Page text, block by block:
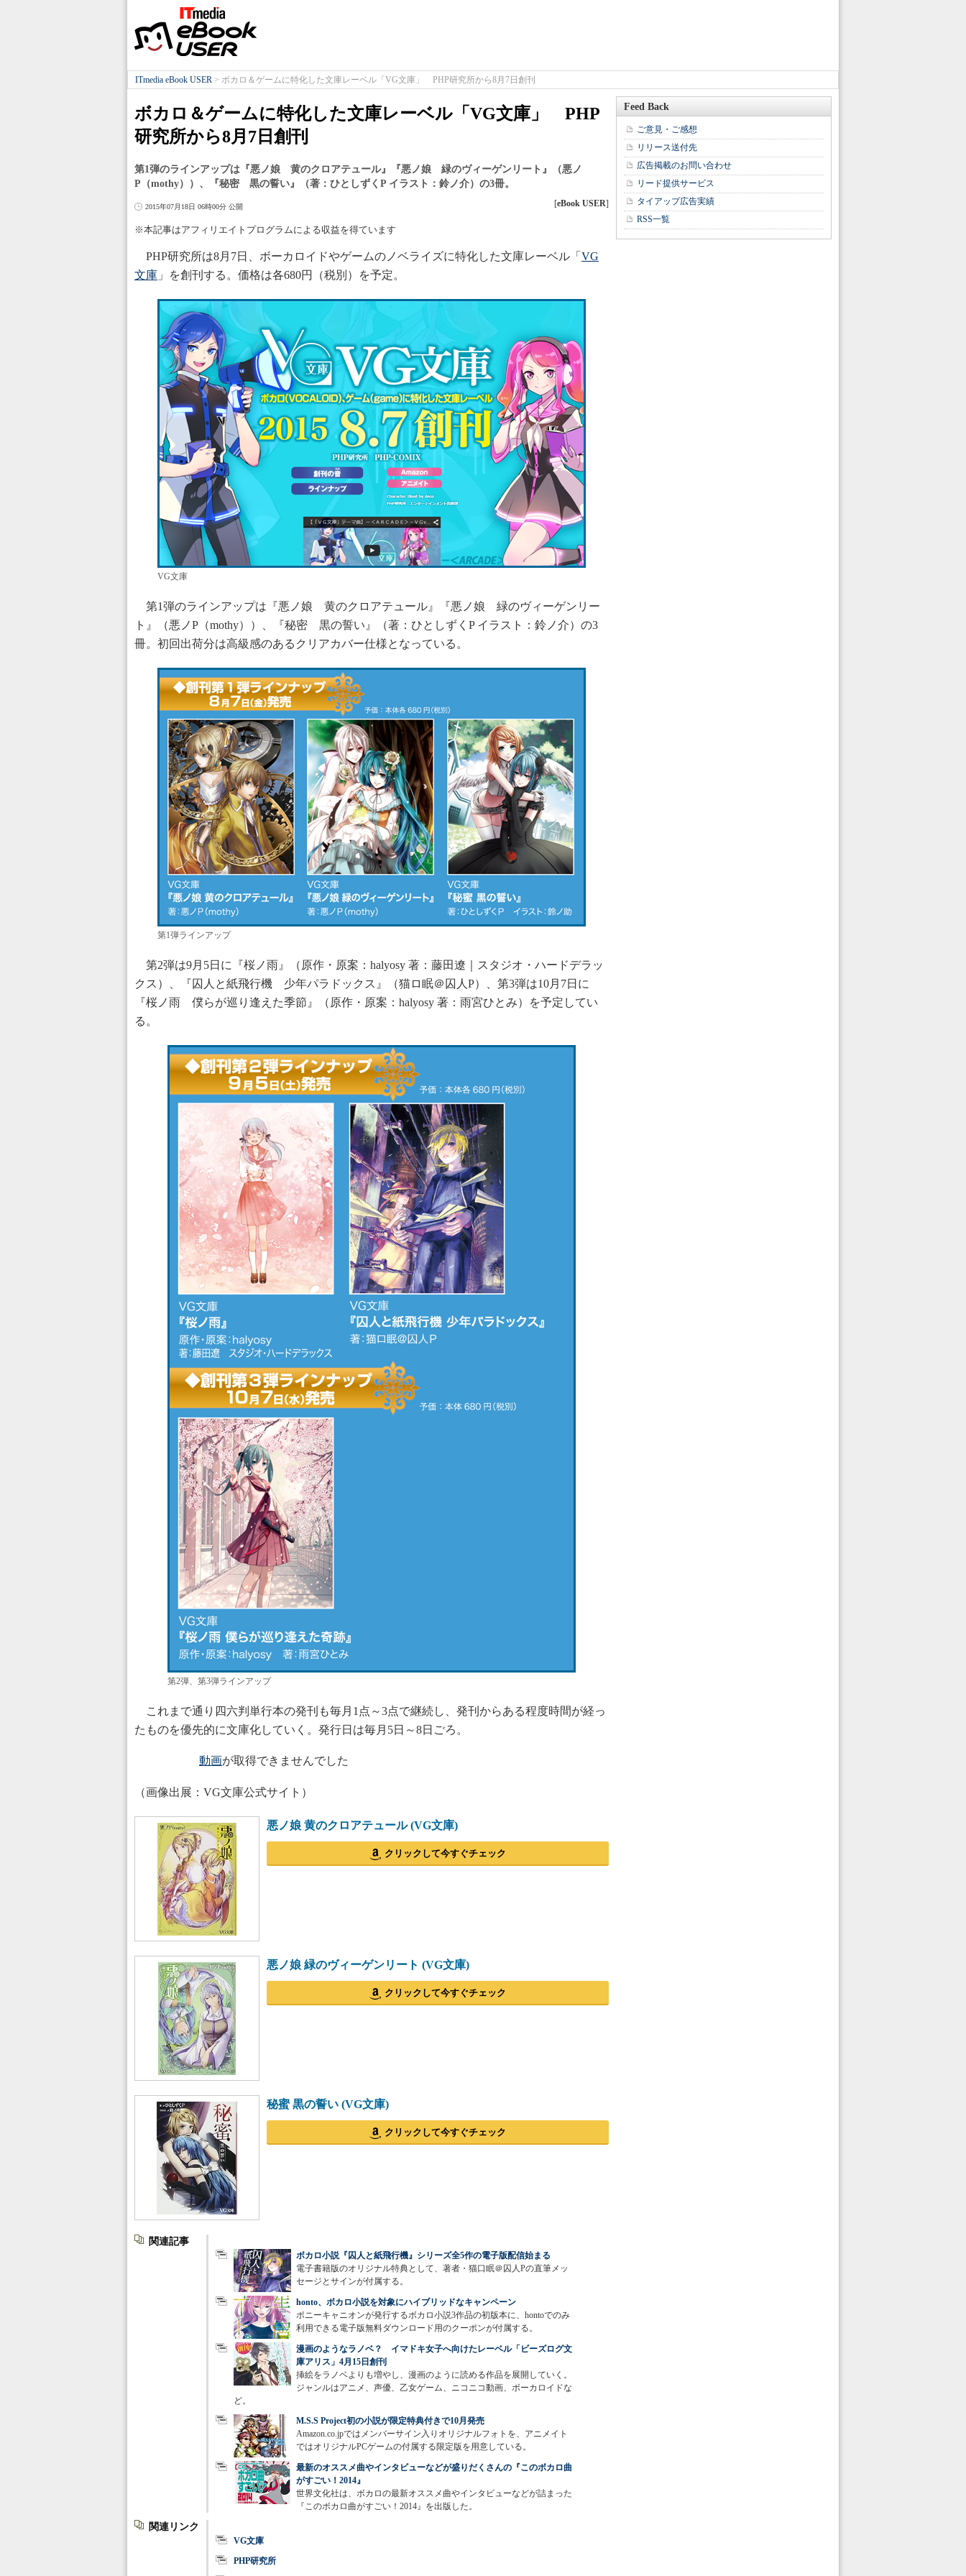
ITmedia eBook USER > ボカロ＆ゲームに特化した文庫レーベル「VG文庫」 PHP研究所から8月7日創刊
ボカロ＆ゲームに特化した文庫レーベル「VG文庫」 PHP
研究所から8月7日創刊
第1弾のラインアップは『悪ノ娘 黄のクロアテュール』『悪ノ娘 緑のヴィーゲンリート』（悪ノ
P（mothy））、『秘密 黒の誓い』（著：ひとしずくP イラスト：鈴ノ介）の3冊。
2015年07月18日 06時00分 公開 [eBook USER]
※本記事はアフィリエイトプログラムによる収益を得ています
PHP研究所は8月7日、ボーカロイドやゲームのノベライズに特化した文庫レーベル「 VG
文庫 」を創刊する。価格は各680円（税別）を予定。
VG文庫
第1弾のラインアップは『悪ノ娘 黄のクロアテュール』『悪ノ娘 緑のヴィーゲンリー
ト』（悪ノP（mothy））、『秘密 黒の誓い』（著：ひとしずくP イラスト：鈴ノ介）の3
冊。初回出荷分は高級感のあるクリアカバー仕様となっている。
第1弾ラインアップ
第2弾は9月5日に『桜ノ雨』（原作・原案：halyosy 著：藤田遼｜スタジオ・ハードデラッ
クス）、『囚人と紙飛行機 少年パラドックス』（猫ロ眠＠囚人P）、第3弾は10月7日に
『桜ノ雨 僕らが巡り逢えた季節』（原作・原案：halyosy 著：雨宮ひとみ）を予定してい
る。
第2弾、第3弾ラインアップ
これまで通り四六判単行本の発刊も毎月1点～3点で継続し、発刊からある程度時間が経っ
たものを優先的に文庫化していく。発行日は毎月5日～8日ごろ。
動画が取得できませんでした
（画像出展：VG文庫公式サイト）
悪ノ娘 黄のクロアテュール (VG文庫)
クリックして今すぐチェック
悪ノ娘 緑のヴィーゲンリート (VG文庫)
クリックして今すぐチェック
秘蜜 黒の誓い (VG文庫)
クリックして今すぐチェック
関連記事
ボカロ小説『囚人と紙飛行機』シリーズ全5作の電子版配信始まる
電子書籍版のオリジナル特典として、著者・猫口眠＠囚人Pの直筆メッ
セージとサインが付属する。
honto、ボカロ小説を対象にハイブリッドなキャンペーン
ポニーキャニオンが発行するボカロ小説3作品の初版本に、hontoでのみ
利用できる電子版無料ダウンロード用のクーポンが付属する。
漫画のようなラノベ？ イマドキ女子へ向けたレーベル「ビーズログ文
庫アリス」4月15日創刊
挿絵をラノベよりも増やし、漫画のように読める作品を展開していく。
ジャンルはアニメ、声優、乙女ゲーム、ニコニコ動画、ボーカロイドな
ど。
M.S.S Project初の小説が限定特典付きで10月発売
Amazon.co.jpではメンバーサイン入りオリジナルフォトを、アニメイト
ではオリジナルPCゲームの付属する限定版を用意している。
最新のオススメ曲やインタビューなどが盛りだくさんの『このボカロ曲
がすごい！2014』
世界文化社は、ボカロの最新オススメ曲やインタビューなどが詰まった
『このボカロ曲がすごい！2014』を出版した。
関連リンク
VG文庫
PHP研究所
Feed Back
ご意見・ご感想
リリース送付先
広告掲載のお問い合わせ
リード提供サービス
タイアップ広告実績
RSS一覧